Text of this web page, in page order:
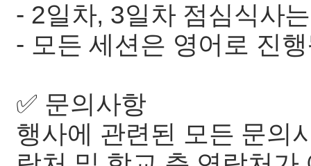
- 2일차, 3일차 점심식사
- 모든 세션은 영어로 진
✅ 문의사항
행사에 관련된 모든 문의